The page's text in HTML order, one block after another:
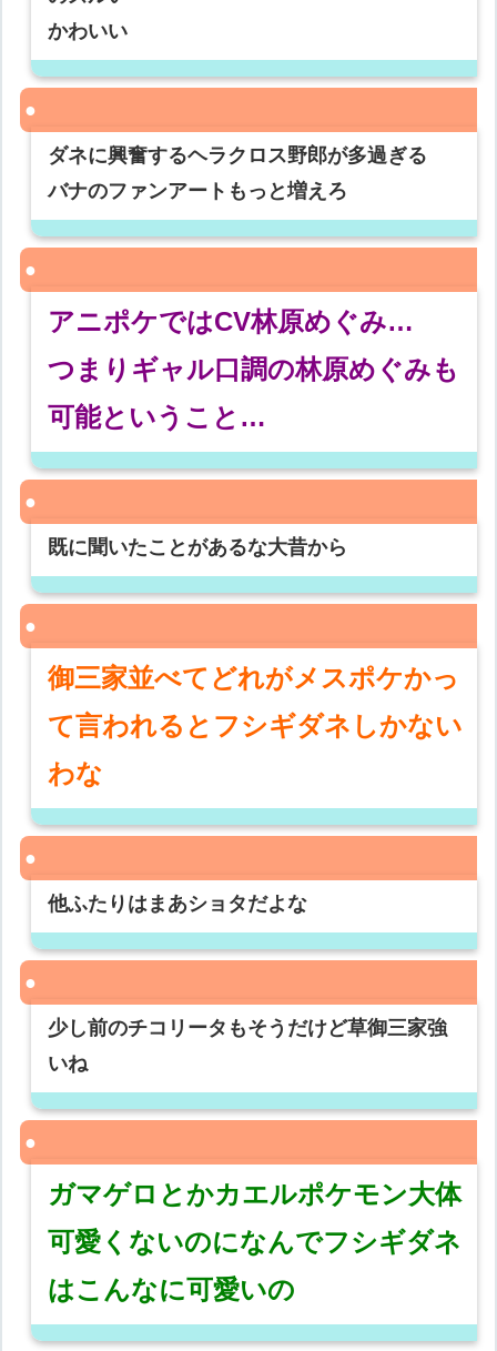
かわいい
ダネに興奮するヘラクロス野郎が多過ぎる
バナのファンアートもっと増えろ
アニポケではCV林原めぐみ…
つまりギャル口調の林原めぐみも
可能ということ…
既に聞いたことがあるな大昔から
御三家並べてどれがメスポケかっ
て言われるとフシギダネしかない
わな
他ふたりはまあショタだよな
少し前のチコリータもそうだけど草御三家強
いね
ガマゲロとかカエルポケモン大体
可愛くないのになんでフシギダネ
はこんなに可愛いの